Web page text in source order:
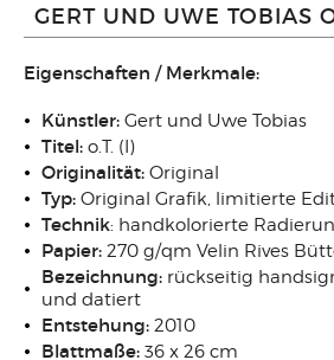
GERT UND UWE TOBIAS
Eigenschaften / Merkmale:
Künstler: Gert und Uwe Tobias
Titel: o.T. (I)
Originalität: Original
Typ: Original Grafik, limitierte
Technik: handkolorierte
Papier: 270 g/qm Velin Rives
Bezeichnung: rückseitig
und datiert
Entstehung: 2010
Blattmaße: 36 x 26 cm